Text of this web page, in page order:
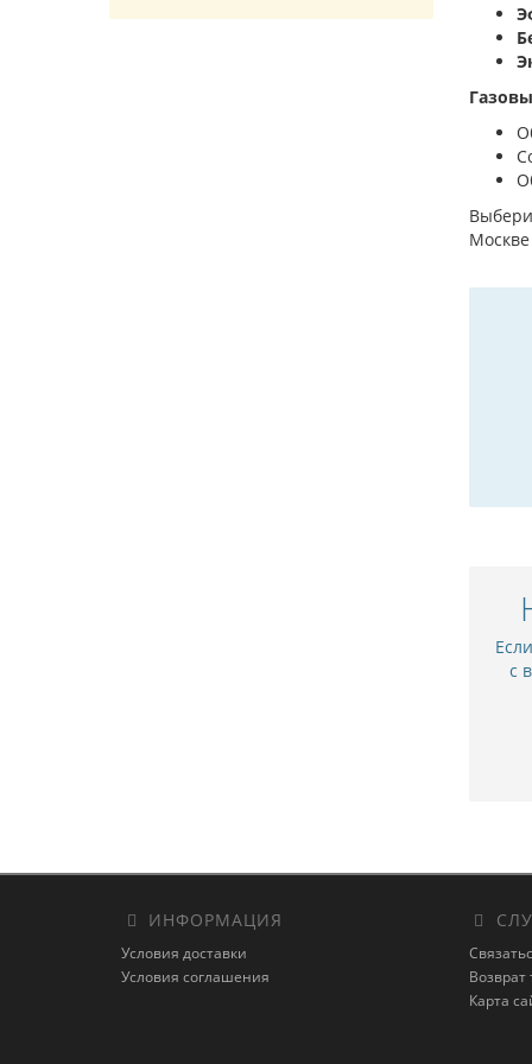
с
ИНФОРМАЦИЯ
Условия доставки
Условия соглашения
Возврат
Карта